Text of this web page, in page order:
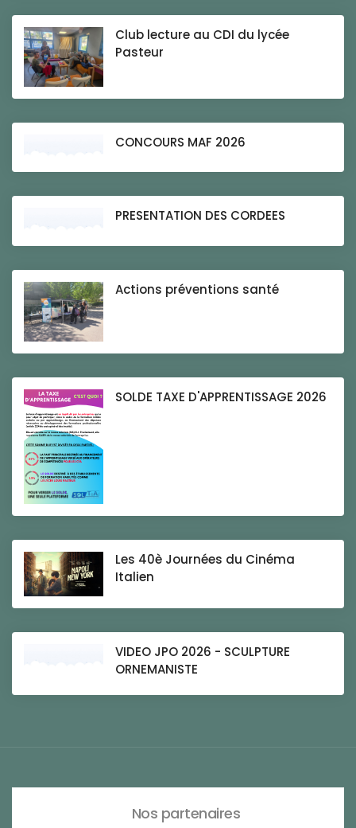
Club lecture au CDI du lycée
Pasteur
CONCOURS MAF 2026
PRESENTATION DES CORDEES
Actions préventions santé
SOLDE TAXE D'APPRENTISSAGE 2026
Les 40è Journées du Cinéma
Italien
VIDEO JPO 2026 - SCULPTURE
ORNEMANISTE
Nos partenaires